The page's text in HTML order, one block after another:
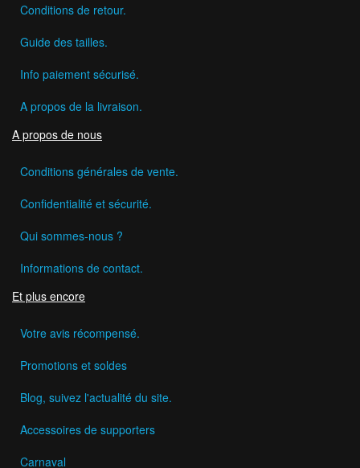
Conditions de retour.
Guide des tailles.
Info paiement sécurisé.
A propos de la livraison.
A propos de nous
Conditions générales de vente.
Confidentialité et sécurité.
Qui sommes-nous ?
Informations de contact.
Et plus encore
Votre avis récompensé.
Promotions et soldes
Blog, suivez l'actualité du site.
Accessoires de supporters
Carnaval